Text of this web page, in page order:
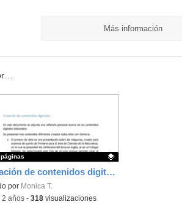
Más información
Creación de contenidos digitales
educativo.
por Monica T.
2 años- 318visualizaciones